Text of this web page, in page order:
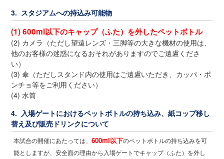
3. スタジアムへの持込み可能物
(1) 600ml以下のキャップ（ふた）を外したペットボトル
(2) カメラ（ただし望遠レンズ・三脚等の大きな機材の使用は、
他のお客様の迷惑になるおそれがありますのでご遠慮くださ
い）
(3) 傘（ただしスタンド内の使用はご遠慮いただき、カッパ・ポ
ンチョ等をご利用ください）
(4) 水筒
4. 入場ゲートにおけるペットボトルの持ち込み、紙コップ移し
替え及び販売ドリンクについて
本試合の開催にあたっては、600ml以下のペットボトルの持ち込みを可
能としますが、安全面の理由から入場ゲートでキャップ（ふた）を外し